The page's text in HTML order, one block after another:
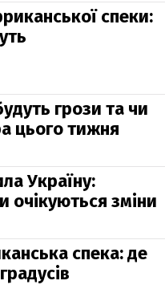
спеки:
грози та чи
цього тижня
Україну:
очікуються зміни
спека: де